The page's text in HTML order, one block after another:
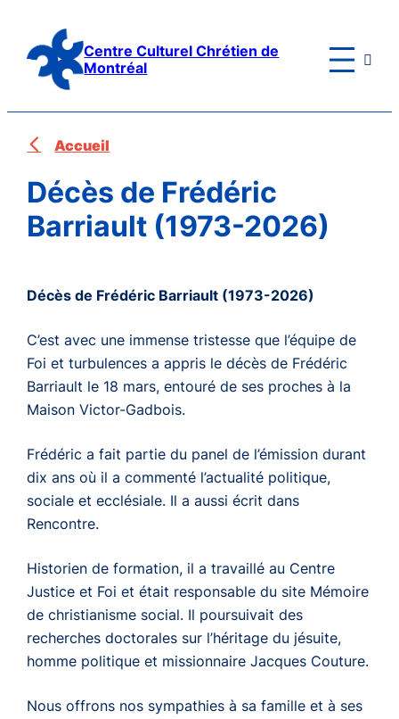
contenu
Centre Culturel Chrétien de
Montréal

Accueil
Décès de Frédéric
Barriault (1973-2026)
Décès de Frédéric Barriault (1973-2026)
C’est avec une immense tristesse que l’équipe de
Foi et turbulences a appris le décès de Frédéric
Barriault le 18 mars, entouré de ses proches à la
Maison Victor-Gadbois.
Frédéric a fait partie du panel de l’émission durant
dix ans où il a commenté l’actualité politique,
sociale et ecclésiale. Il a aussi écrit dans
Rencontre.
Historien de formation, il a travaillé au Centre
Justice et Foi et était responsable du site Mémoire
de christianisme social. Il poursuivait des
recherches doctorales sur l’héritage du jésuite,
homme politique et missionnaire Jacques Couture.
Nous offrons nos sympathies à sa famille et à ses